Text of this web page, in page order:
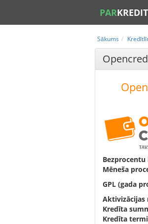
PAR
Sākums
Mēneša
GPL (gada
Aktivizācijas
Kredīta
Kredīta